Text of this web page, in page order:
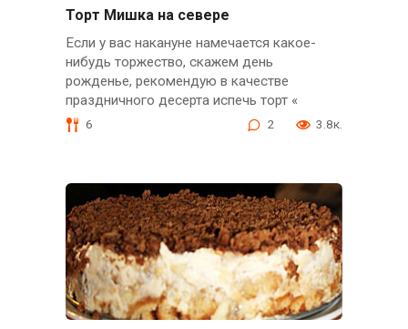
Торт Мишка на севере
Если у вас накануне намечается какое-
нибудь торжество, скажем день
рожденье, рекомендую в качестве
праздничного десерта испечь торт «
6 2 3.8к.